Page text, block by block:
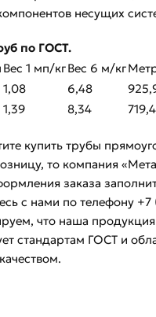
несущих
по ГОСТ.
Вес 1 мп/кгВес 6 м/кг
1,08 6,48
1,39 8,34
купить трубы
то компания
заказа
с нами по телефону
что наша
стандартам ГОСТ и